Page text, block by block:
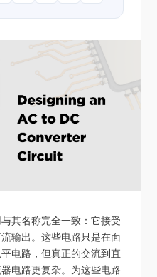
其名称完全一致：它接受
输出。这些电路只是在面
电路，但真正的交流到直
电路更复杂。为这些电路